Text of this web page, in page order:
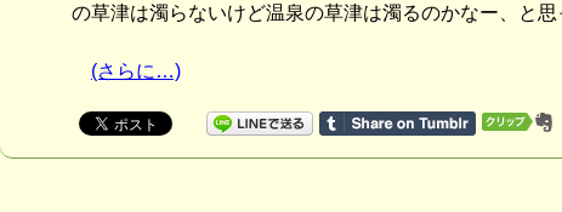
の草津は濁らないけど温泉の草津は濁るのかなー、と
(さらに…)